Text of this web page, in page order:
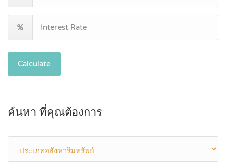
Calculate
ค้นหา ที่คุณต้องการ